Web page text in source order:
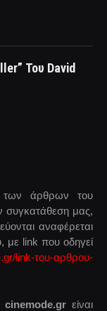
Του David
των άρθρων του
συγκατάθεση μας,
αναφέρεται
με link που οδηγεί
link-του-αρθρου-
cinemode.gr είναι